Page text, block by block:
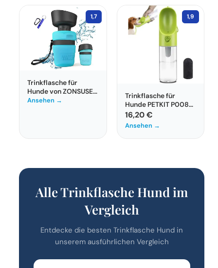
1,7
Trinkflasche für
Hunde von ZONSUSE
– Tragbare
Ansehen →
1,9
Trinkflasche für
Hunde PETKIT P008
Eversweet Travel
400ml
16,20 €
Ansehen →
Alle Trinkflasche Hund im
Vergleich
Entdecke die besten Trinkflasche Hund in
unserem ausführlichen Vergleich